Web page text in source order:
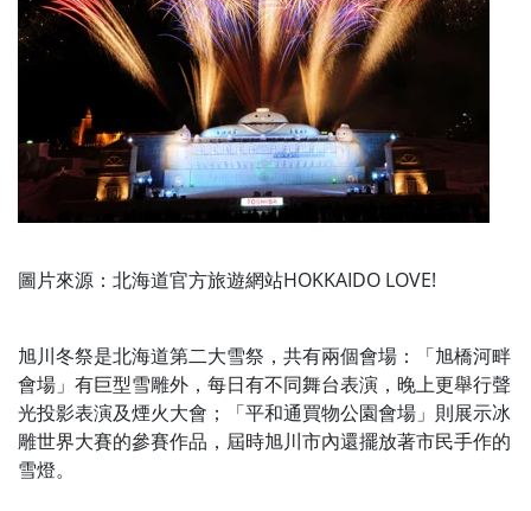
圖片來源：北海道官方旅遊網站HOKKAIDO LOVE!
旭川冬祭是北海道第二大雪祭，共有兩個會場：「旭橋河畔
會場」有巨型雪雕外，每日有不同舞台表演，晚上更舉行聲
光投影表演及煙火大會；「平和通買物公園會場」則展示冰
雕世界大賽的參賽作品，屆時旭川市內還擺放著市民手作的
雪燈。